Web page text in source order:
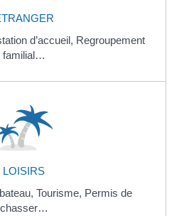
d’accueil, Regroupement
familial…
LOISIRS
Tourisme, Permis de
chasser…